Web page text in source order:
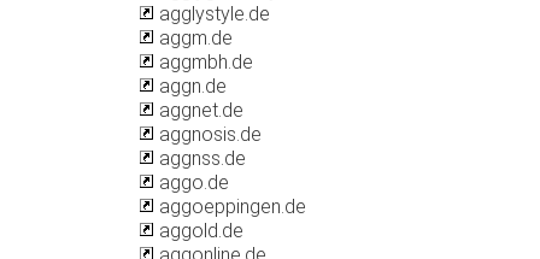
agglystyle.de
aggm.de
aggmbh.de
aggn.de
aggnet.de
aggnosis.de
aggnss.de
aggo.de
aggoeppingen.de
aggold.de